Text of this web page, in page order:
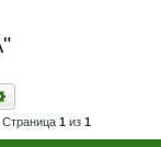
1 из 1